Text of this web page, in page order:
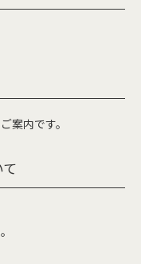
案内です。